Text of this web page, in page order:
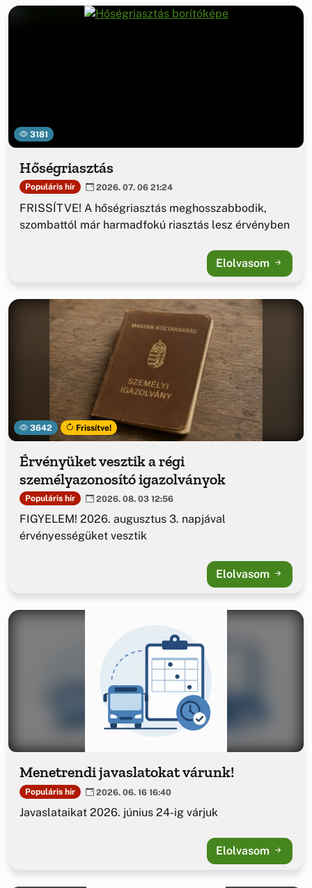
3181
Hőségriasztás
Populáris hír 2026. 07. 06 21:24
FRISSÍTVE! A hőségriasztás meghosszabbodik,
szombattól már harmadfokú riasztás lesz érvényben
Elolvasom
3642 Frissítve!
Érvényüket vesztik a régi
személyazonosító igazolványok
Populáris hír 2026. 08. 03 12:56
FIGYELEM! 2026. augusztus 3. napjával
érvényességüket vesztik
Elolvasom
Menetrendi javaslatokat várunk!
Populáris hír 2026. 06. 16 16:40
Javaslataikat 2026. június 24-ig várjuk
Elolvasom